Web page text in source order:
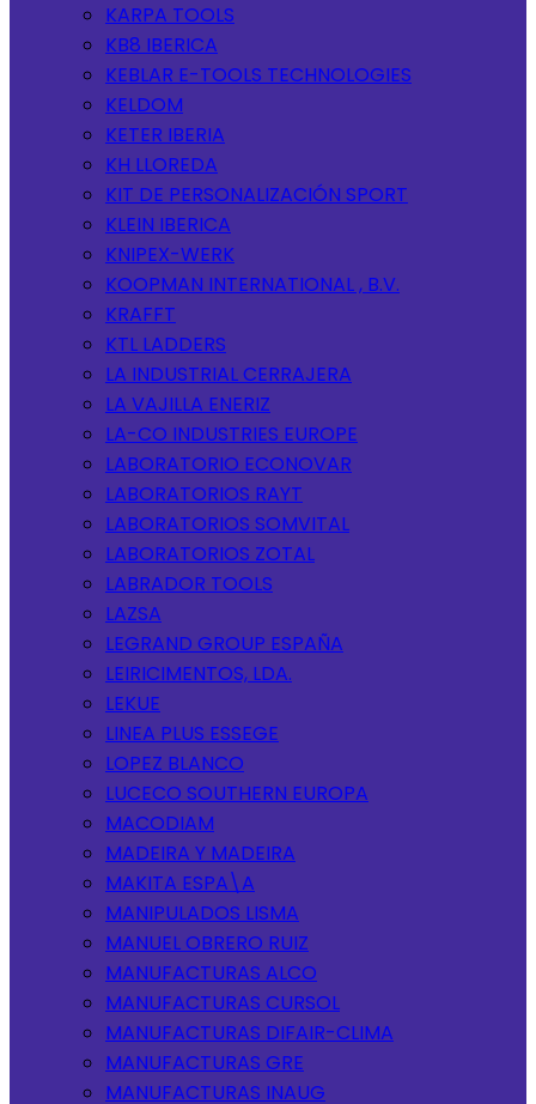
KARPA TOOLS
KB8 IBERICA
KEBLAR E-TOOLS TECHNOLOGIES
KELDOM
KETER IBERIA
KH LLOREDA
KIT DE PERSONALIZACIÓN SPORT
KLEIN IBERICA
KNIPEX-WERK
KOOPMAN INTERNATIONAL , B.V.
KRAFFT
KTL LADDERS
LA INDUSTRIAL CERRAJERA
LA VAJILLA ENERIZ
LA-CO INDUSTRIES EUROPE
LABORATORIO ECONOVAR
LABORATORIOS RAYT
LABORATORIOS SOMVITAL
LABORATORIOS ZOTAL
LABRADOR TOOLS
LAZSA
LEGRAND GROUP ESPAÑA
LEIRICIMENTOS, LDA.
LEKUE
LINEA PLUS ESSEGE
LOPEZ BLANCO
LUCECO SOUTHERN EUROPA
MACODIAM
MADEIRA Y MADEIRA
MAKITA ESPA\A
MANIPULADOS LISMA
MANUEL OBRERO RUIZ
MANUFACTURAS ALCO
MANUFACTURAS CURSOL
MANUFACTURAS DIFAIR-CLIMA
MANUFACTURAS GRE
MANUFACTURAS INAUG